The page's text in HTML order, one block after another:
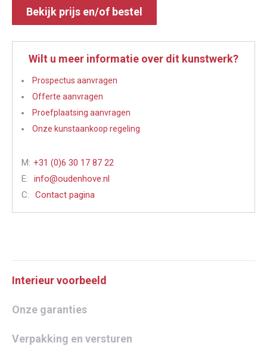
Bekijk prijs en/of bestel
Wilt u meer informatie over dit kunstwerk?
Prospectus aanvragen
Offerte aanvragen
Proefplaatsing aanvragen
Onze kunstaankoop regeling
M: +31 (0)6 30 17 87 22
E:
info@oudenhove.nl
C:
Contact pagina
Interieur voorbeeld
Onze garanties
Verpakking en versturen